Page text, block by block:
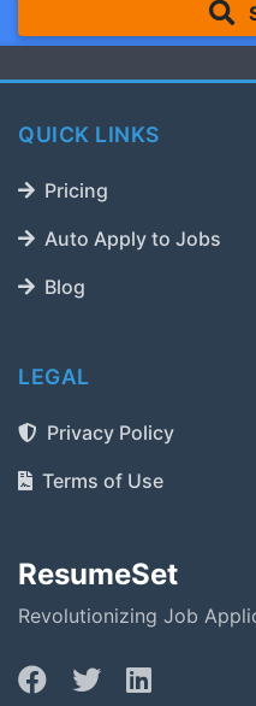
QUICK LINKS
Pricing
Auto Apply to Jobs
Blog
LEGAL
Privacy Policy
Terms of Use
ResumeSet
Revolutionizing Job